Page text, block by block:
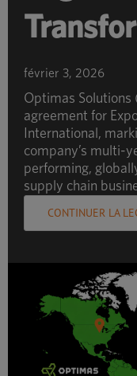
février 3, 2026
Optimas Solutions
agreement for
International,
company’s multi-
performing,
supply chain
CONTINUER LA